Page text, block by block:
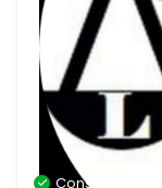
Consulta